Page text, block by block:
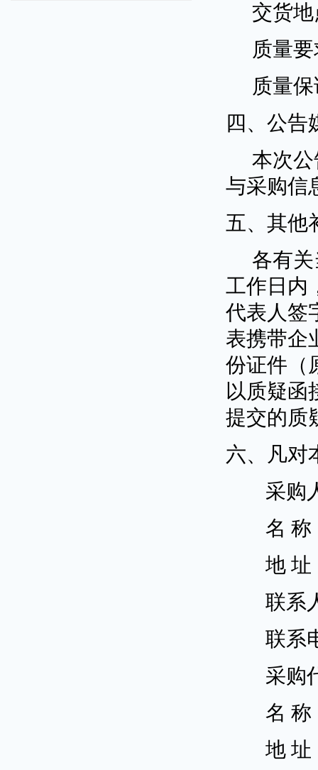
交货
质量
质量
四、公告
本次
与采购信
五、其他
各有
工作日内
代表人签
表携带企
份证件（
以质疑函
提交的质
六、凡对
采购
名 称
地 址
联系
联系
采购
名 称
地 址